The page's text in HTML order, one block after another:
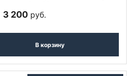
3 200 руб.
В корзину